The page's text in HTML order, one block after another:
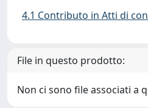
4.1 Contributo in Atti di
File in questo prodotto:
Non ci sono file associati a